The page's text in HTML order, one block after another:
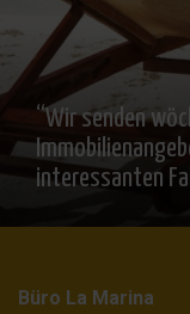
“Wir senden
interessanten
Büro La Marina